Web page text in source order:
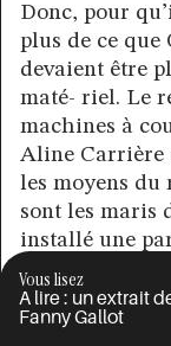
Vous lisez
A lire : un extrait
Fanny Gallot
Donc, pour
plus de ce que
devaient être
maté- riel. Le
machines à
Aline Carrière
les moyens du
sont les maris
installé une
Devant cette
souhaitent pas